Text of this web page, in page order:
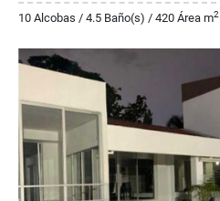
10 Alcobas / 4.5 Baño(s) / 420 Área m2